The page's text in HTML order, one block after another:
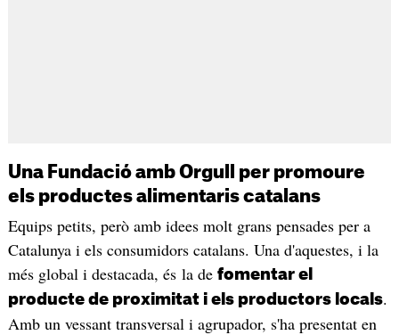
Una Fundació amb Orgull per promoure
els productes alimentaris catalans
Equips petits, però amb idees molt grans pensades per a
Catalunya i els consumidors catalans. Una d'aquestes, i la
més global i destacada, és la de fomentar el
producte de proximitat i els productors locals.
Amb un vessant transversal i agrupador, s'ha presentat en